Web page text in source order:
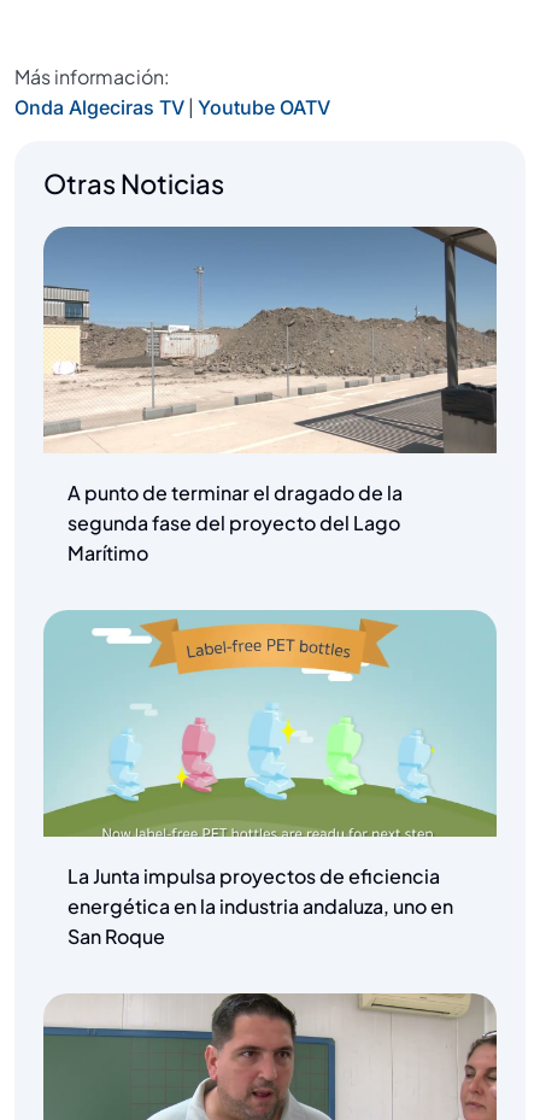
Más información:
Onda Algeciras TV | Youtube OATV
Otras Noticias
A punto de terminar el dragado de la
segunda fase del proyecto del Lago
Marítimo
La Junta impulsa proyectos de eficiencia
energética en la industria andaluza, uno en
San Roque